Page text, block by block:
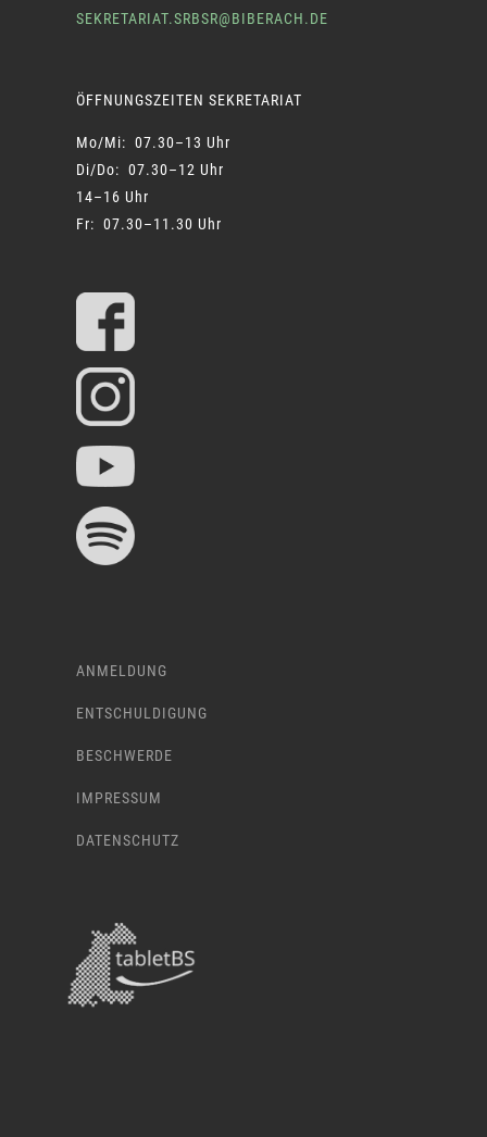
SEKRETARIAT.SRBSR@BIBERACH.DE
ÖFFNUNGSZEITEN SEKRETARIAT
Mo/Mi: 07.30–13 Uhr
Di/Do: 07.30–12 Uhr
14–16 Uhr
Fr: 07.30–11.30 Uhr
ANMELDUNG
ENTSCHULDIGUNG
BESCHWERDE
IMPRESSUM
DATENSCHUTZ